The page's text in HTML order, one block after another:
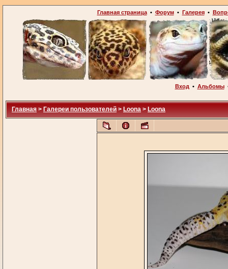
Главная страница• Форум• Галерея•
Вход • Альбомы
Главная > Галереи пользователей > Loona > Loona